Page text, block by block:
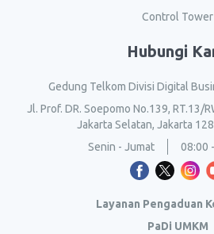
Control Tower
Hubungi
Gedung Telkom Divisi Digital
Jl. Prof. DR. Soepomo No.139, RT.13/
Jakarta Selatan, Jakarta
Senin - Jumat
08:00
Layanan Pengaduan
PaDi UMKM